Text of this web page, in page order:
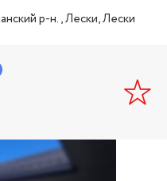
р-н., Лески, Лески